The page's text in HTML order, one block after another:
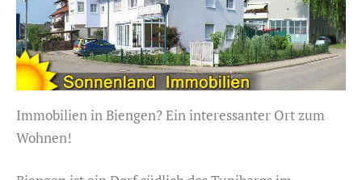
Immobilien in Biengen? Ein interessanter Ort zum
Wohnen!